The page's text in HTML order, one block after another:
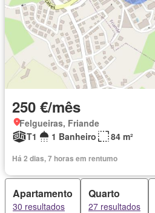
250 €/mês
Felgueiras, Friande
T1
1 Banheiro 84 m²
Há 2 dias, 7 horas em rentumo
Apartamento
30 resultados
Quarto
27 resultados